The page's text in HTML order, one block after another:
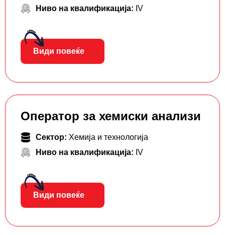
Ниво на квалификација: IV
Види повеќе
Оператор за хемиски анализи
Сектор: Хемија и технологија
Ниво на квалификација: IV
Види повеќе